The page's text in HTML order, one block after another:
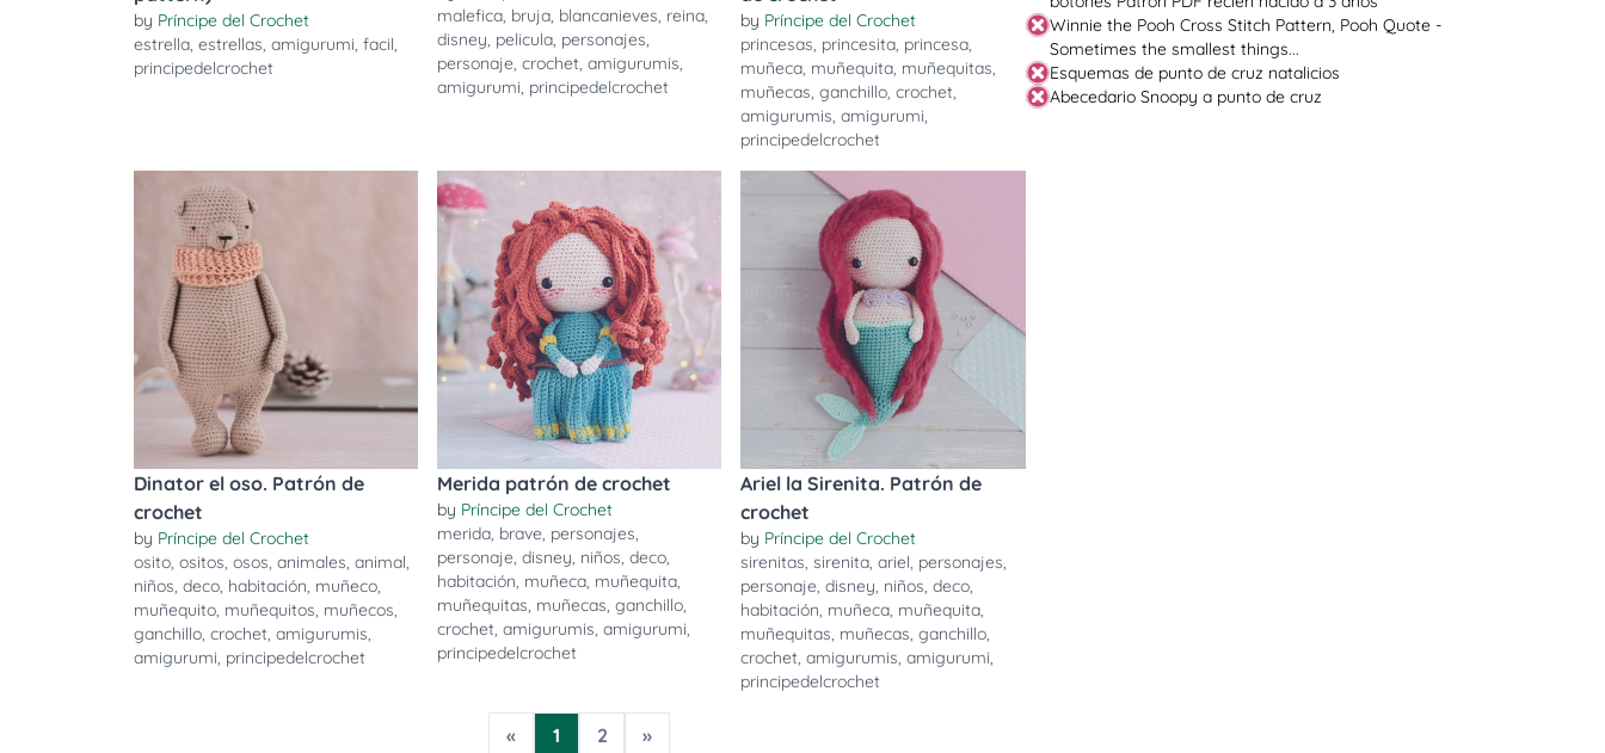
by Príncipe del Crochet
estrella, estrellas, amigurumi, facil,
principedelcrochet
malefica, bruja, blancanieves, reina,
disney, pelicula, personajes,
personaje,crochet,amigurumis,
amigurumi, principedelcrochet
by Príncipe del Crochet
princesas, princesita, princesa,
muñeca, muñequita, muñequitas,
muñecas,ganchillo,crochet,
amigurumis,amigurumi,
principedelcrochet
Dinator el oso. Patrón de
crochet
by Príncipe del Crochet
osito, ositos, osos, animales, animal,
niños, deco, habitación, muñeco,
muñequito, muñequitos, muñecos,
ganchillo, crochet, amigurumis,
amigurumi, principedelcrochet
Merida patrón de crochet
by Príncipe del Crochet
merida, brave, personajes,
personaje,disney, niños,deco,
habitación, muñeca, muñequita,
muñequitas, muñecas,ganchillo,
crochet,amigurumis,amigurumi,
principedelcrochet
Ariel la Sirenita. Patrón de
crochet
by Príncipe del Crochet
sirenitas,sirenita,ariel, personajes,
personaje,disney, niños,deco,
habitación, muñeca, muñequita,
muñequitas, muñecas,ganchillo,
crochet,amigurumis,amigurumi,
principedelcrochet
« 1 2 »
Winnie the Pooh Cross Stitch Pattern, Pooh Quote -
Sometimes the smallest things...
Esquemas de punto de cruz natalicios
Abecedario Snoopy a punto de cruz